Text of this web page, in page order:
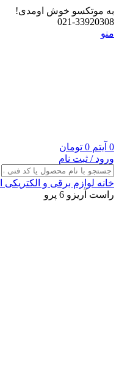
به موتکسو خوش اومدی!
021-33920308
منو
0 آیتم 0 تومان
ورود / ثبت نام
خانه لوازم برقی و الکتریکی
راست آریزو 6 پرو